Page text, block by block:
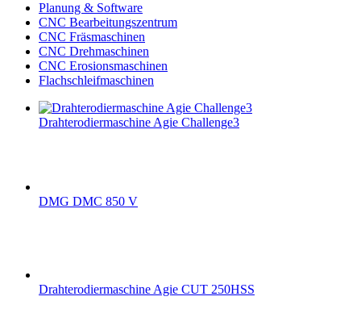
Planung & Software
CNC Bearbeitungszentrum
CNC Fräsmaschinen
CNC Drehmaschinen
CNC Erosionsmaschinen
Flachschleifmaschinen
Drahterodiermaschine Agie Challenge3
DMG DMC 850 V
Drahterodiermaschine Agie CUT 250HSS